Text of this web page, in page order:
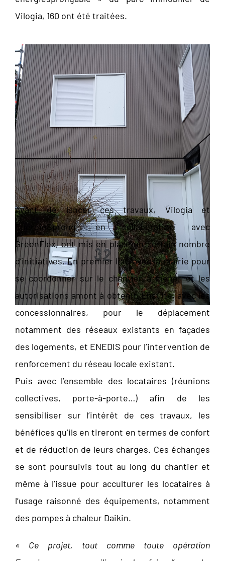
Vilogia, 160 ont été traitées.
Avant de lancer ces travaux, Vilogia et
EnergieSprong, en collaboration avec
GreenFlex, ont mis en place un certain nombre
d’initiatives. En premier lieu avec la mairie pour
se coordonner sur le chantier à mener et les
autorisations amont à obtenir. Ensuite, avec les
concessionnaires, pour le déplacement
notamment des réseaux existants en façades
des logements, et ENEDIS pour l’intervention de
renforcement du réseau locale existant.
Puis avec l’ensemble des locataires (réunions
collectives, porte-à-porte…) afin de les
sensibiliser sur l’intérêt de ces travaux, les
bénéfices qu’ils en tireront en termes de confort
et de réduction de leurs charges. Ces échanges
se sont poursuivis tout au long du chantier et
même à l’issue pour acculturer les locataires à
l’usage raisonné des équipements, notamment
des pompes à chaleur Daikin.
« Ce projet, tout comme toute opération